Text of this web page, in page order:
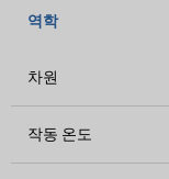
역학
차원
작동 온도